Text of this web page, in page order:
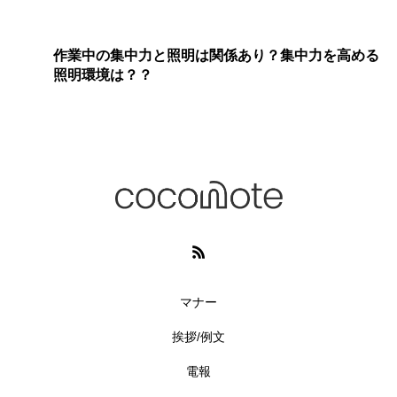
作業中の集中力と照明は関係あり？集中力を高める
照明環境は？？
マナー
挨拶/例文
電報